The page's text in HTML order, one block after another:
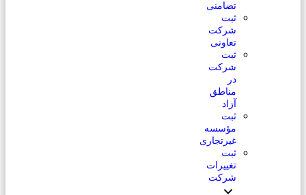
تضامنی
ثبت
شرکت
تعاونی
ثبت
شرکت
در
مناطق
آزاد
ثبت
مؤسسه
غیرتجاری
ثبت
تغییرات
شرکت